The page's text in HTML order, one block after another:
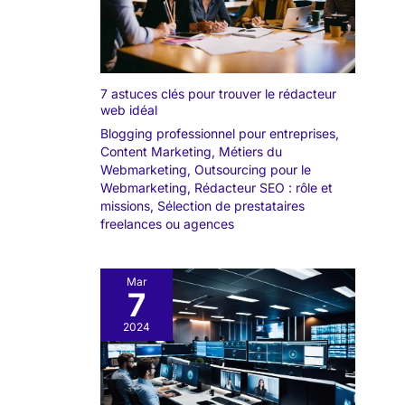
7 astuces clés pour trouver le rédacteur
web idéal
Blogging professionnel pour entreprises,
Content Marketing, Métiers du
Webmarketing, Outsourcing pour le
Webmarketing, Rédacteur SEO : rôle et
missions, Sélection de prestataires
freelances ou agences
Mar
7
2024